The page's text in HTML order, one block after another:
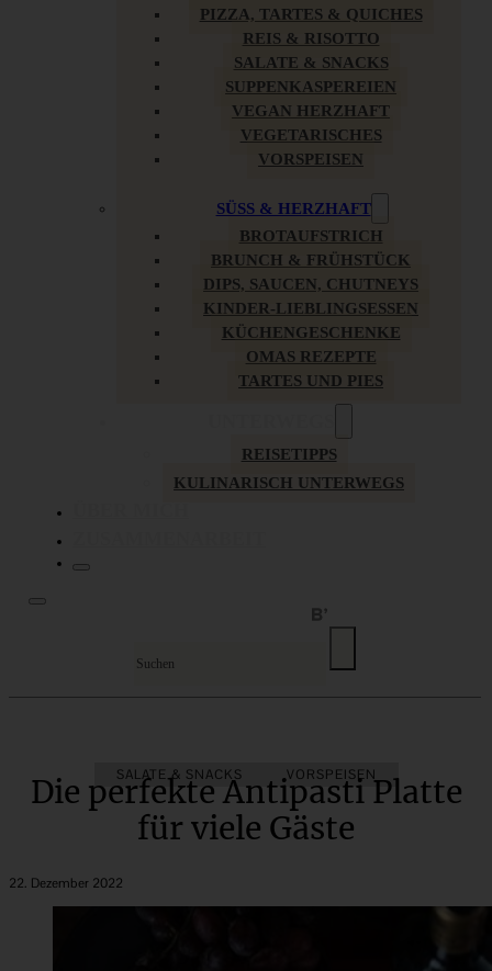
PIZZA, TARTES & QUICHES
REIS & RISOTTO
SALATE & SNACKS
SUPPENKASPEREIEN
VEGAN HERZHAFT
VEGETARISCHES
VORSPEISEN
SÜSS & HERZHAFT
BROTAUFSTRICH
BRUNCH & FRÜHSTÜCK
DIPS, SAUCEN, CHUTNEYS
KINDER-LIEBLINGSESSEN
KÜCHENGESCHENKE
OMAS REZEPTE
TARTES UND PIES
REISETIPPS
KULINARISCH UNTERWEGS
SALATE & SNACKS VORSPEISEN
Die perfekte Antipasti Platte
für viele Gäste
22. Dezember 2022